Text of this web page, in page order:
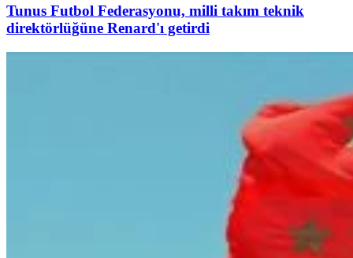
Tunus Futbol Federasyonu, milli takım teknik
direktörlüğüne Renard'ı getirdi